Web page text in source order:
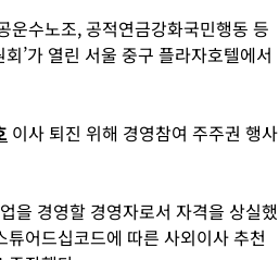
운수노조, 공적연금강화국민행동 등
’가 열린 서울 중구 플라자호텔에서
이사 퇴진 위해 경영참여 주주권 행사
을 경영할 경영자로서 자격을 상실했
어드십코드에 따른 사외이사 추천